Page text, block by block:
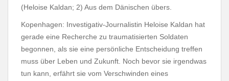
(Heloise Kaldan; 2) Aus dem Dänischen übers.
Kopenhagen: Investigativ-Journalistin Heloise Kaldan hat
gerade eine Recherche zu traumatisierten Soldaten
begonnen, als sie eine persönliche Entscheidung treffen
muss über Leben und Zukunft. Noch bevor sie irgendwas
tun kann, erfährt sie vom Verschwinden eines